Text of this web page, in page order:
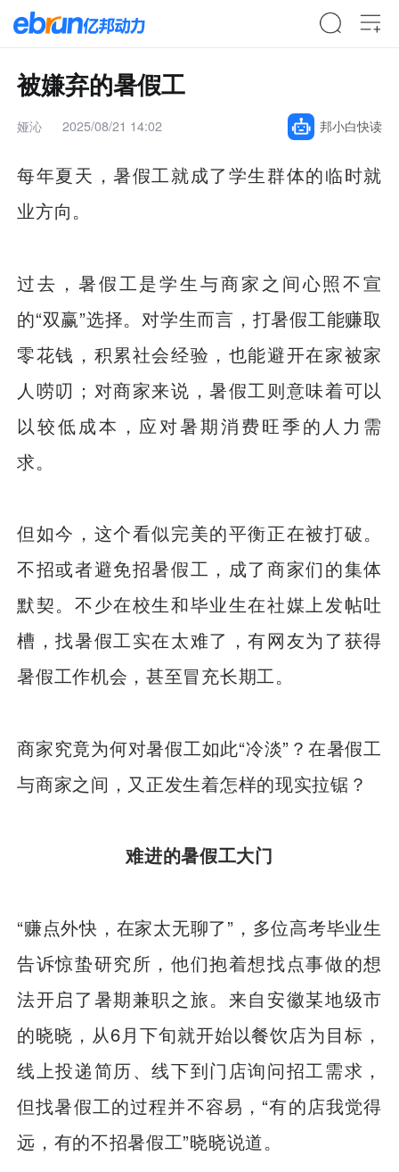
被嫌弃的暑假工
娅沁 2025/08/21 14:02 邦小白快读
每年夏天，暑假工就成了学生群体的临时就
业方向。
过去，暑假工是学生与商家之间心照不宣
的“双赢”选择。对学生而言，打暑假工能赚取
零花钱，积累社会经验，也能避开在家被家
人唠叨；对商家来说，暑假工则意味着可以
以较低成本，应对暑期消费旺季的人力需
求。
但如今，这个看似完美的平衡正在被打破。
不招或者避免招暑假工，成了商家们的集体
默契。不少在校生和毕业生在社媒上发帖吐
槽，找暑假工实在太难了，有网友为了获得
暑假工作机会，甚至冒充长期工。
商家究竟为何对暑假工如此“冷淡”？在暑假工
与商家之间，又正发生着怎样的现实拉锯？
难进的暑假工大门
“赚点外快，在家太无聊了”，多位高考毕业生
告诉惊蛰研究所，他们抱着想找点事做的想
法开启了暑期兼职之旅。来自安徽某地级市
的晓晓，从6月下旬就开始以餐饮店为目标，
线上投递简历、线下到门店询问招工需求，
但找暑假工的过程并不容易，“有的店我觉得
远，有的不招暑假工”晓晓说道。